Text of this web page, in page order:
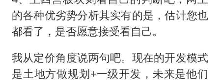
的各种优劣势分析其实有的是，估计您也
都看了，是否愿意接受看自己。
我从定价角度说两句吧。现在的开发模式
是土地方做规划+一级开发，未来是他们